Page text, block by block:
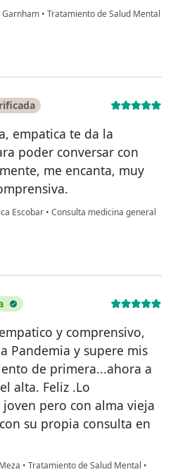
Garnham • Tratamiento de Salud Mental
empatica te da la
poder conversar con
me encanta, muy
Escobar • Consulta medicina general
y comprensivo,
Pandemia y supere mis
de primera...ahora a
alta. Feliz .Lo
pero con alma vieja
su propia consulta en
• Tratamiento de Salud Mental •